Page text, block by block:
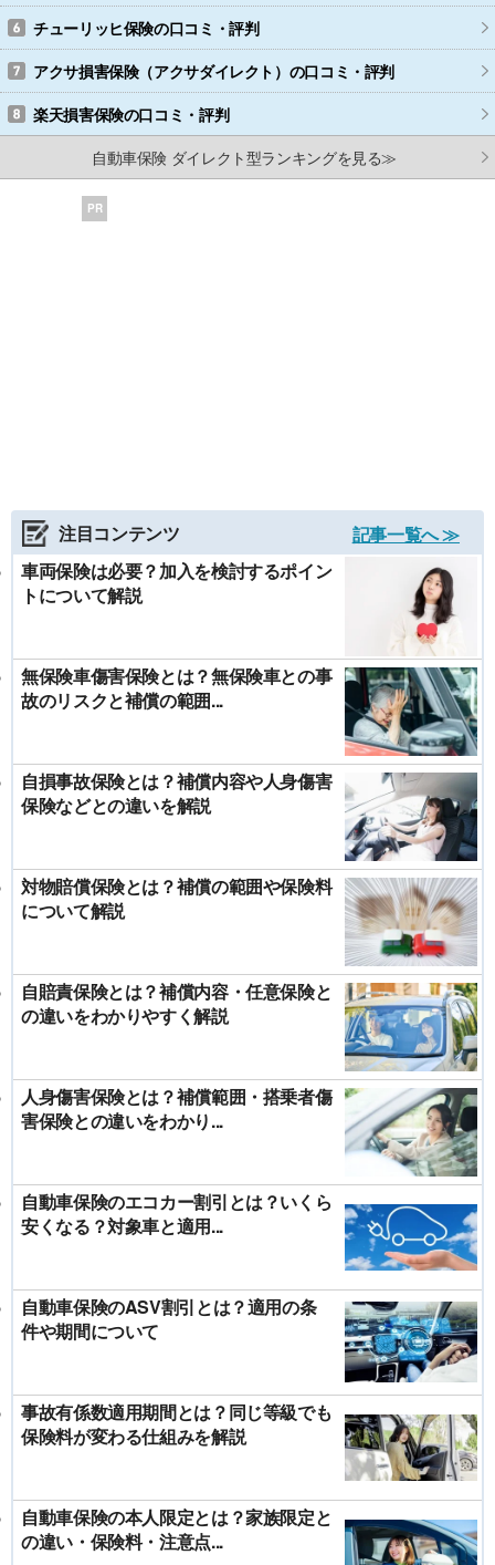
チューリッヒ保険の口コミ・評判
アクサ損害保険（アクサダイレクト） の口コミ・評判
楽天損害保険の口コミ・評判
自動車保険 ダイレクト型ランキングを見る≫
PR
注目コンテンツ
記事一覧へ ≫
車両保険は必要？加入を検討するポイン
トについて解説
無保険車傷害保険とは？無保険車との事
故のリスクと補償の範囲...
自損事故保険とは？補償内容や人身傷害
保険などとの違いを解説
対物賠償保険とは？補償の範囲や保険料
について解説
自賠責保険とは？補償内容・任意保険と
の違いをわかりやすく解説
人身傷害保険とは？補償範囲・搭乗者傷
害保険との違いをわかり...
自動車保険のエコカー割引とは？いくら
安くなる？対象車と適用...
自動車保険のASV割引とは？適用の条
件や期間について
事故有係数適用期間とは？同じ等級でも
保険料が変わる仕組みを解説
自動車保険の本人限定とは？家族限定と
の違い・保険料・注意点...